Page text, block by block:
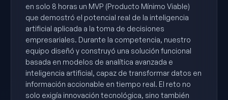
en solo 8 horas un MVP (Producto Mínimo Viable)
que demostró el potencial real de la inteligencia
artificial aplicada a la toma de decisiones
empresariales. Durante la competencia, nuestro
equipo diseñó y construyó una solución funcional
basada en modelos de analítica avanzada e
inteligencia artificial, capaz de transformar datos en
información accionable en tiempo real. El reto no
solo exigía innovación tecnológica, sino también